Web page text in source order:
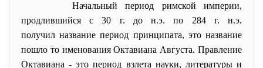
Начальный период римской империи,
продлившийся с 30 г. до н.э. по 284 г. н.э.
получил название период принципата, это название
пошло то именования Октавиана Августа. Правление
Октавиана - это период взлета науки, литературы и